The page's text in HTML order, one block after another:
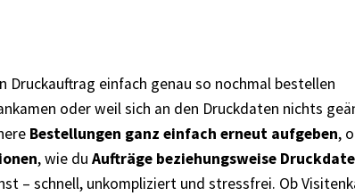
Druckauftrag einfach genau so nochmal bestellen
oder weil sich an den Druckdaten nichts
Bestellungen ganz einfach erneut aufgeben,
, wie du Aufträge beziehungsweise
– schnell, unkompliziert und stressfrei. Ob